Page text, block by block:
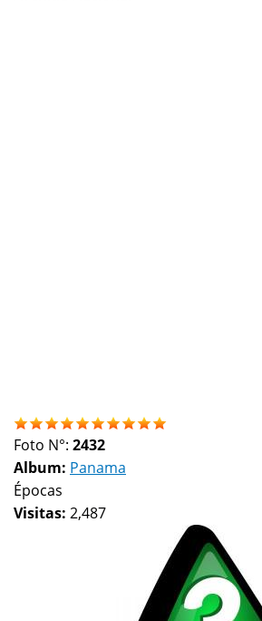
Foto N°: 2432
Album: Panama
Épocas
Visitas: 2,487